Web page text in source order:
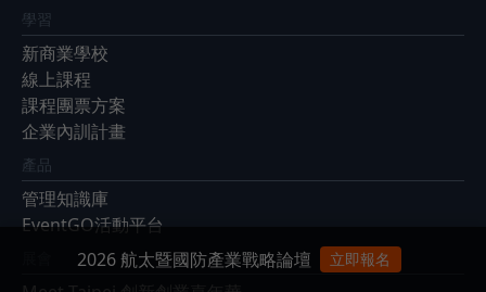
學習
新商業學校
線上課程
課程團票方案
企業內訓計畫
產品
管理知識庫
EventGO活動平台
2026 航太暨國防產業戰略論壇 立即報名